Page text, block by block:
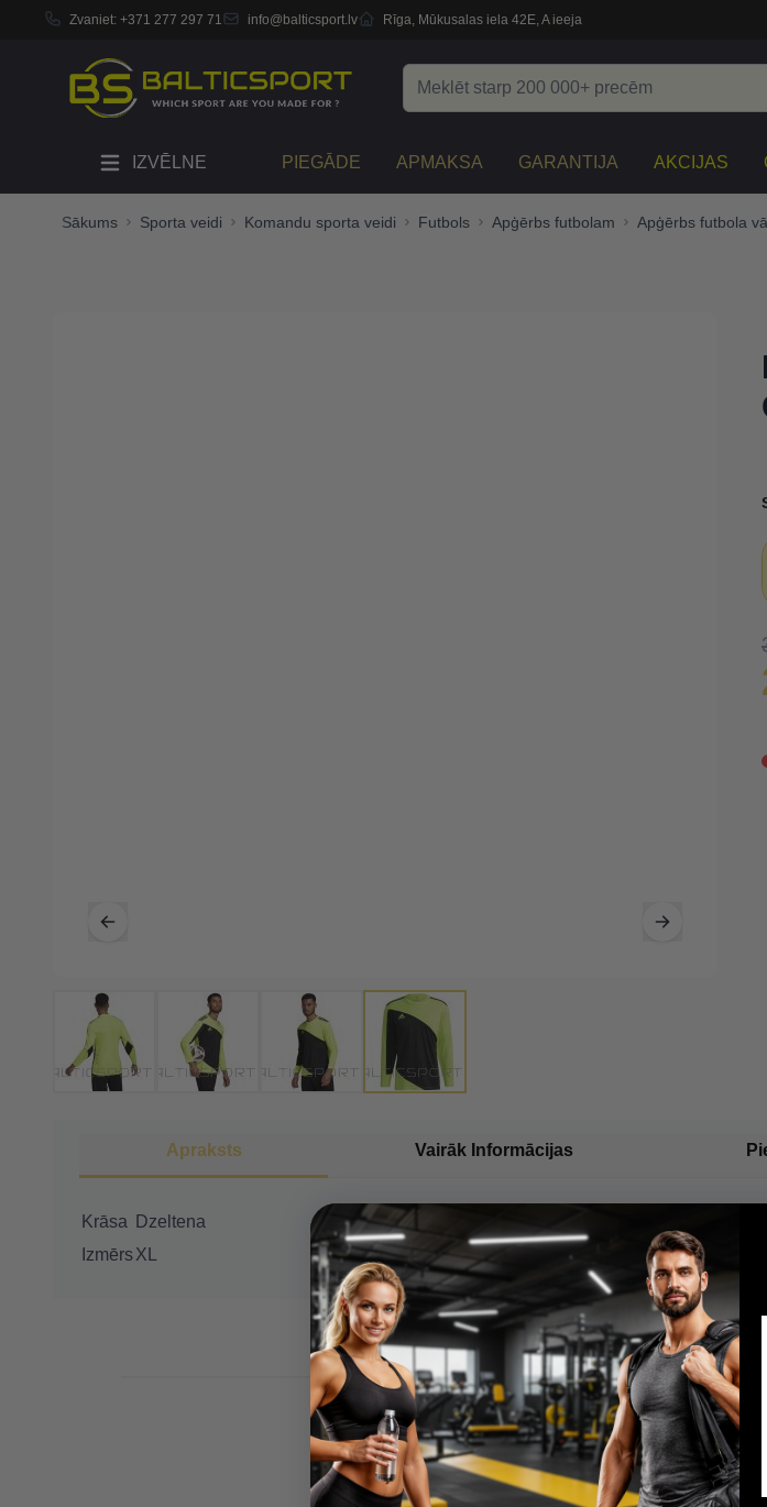
Zvaniet: +371 277 297 71 info@balticsport.lv Rīga, Mūkusalas iela 42E, A ieeja
IZVĒLNE PIEGĀDE APMAKSA GARANTIJA AKCIJAS
Sākums Sporta veidi Komandu sporta veidi Futbols Apģērbs futbolam Apģērbs futbola
Apraksts Vairāk Informācijas
Krāsa
Dzeltena
IzmērsXL
Customer